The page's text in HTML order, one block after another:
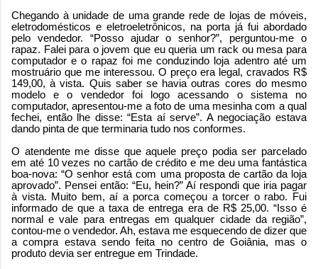
Chegando à unidade de uma grande rede de lojas de móveis,
eletrodomésticos e eletroeletrônicos, na porta já fui abordado
pelo vendedor. “Posso ajudar o senhor?”, perguntou-me o
rapaz. Falei para o jovem que eu queria um rack ou mesa para
computador e o rapaz foi me conduzindo loja adentro até um
mostruário que me interessou. O preço era legal, cravados R$
149,00, à vista. Quis saber se havia outras cores do mesmo
modelo e o vendedor foi logo acessando o sistema no
computador, apresentou-me a foto de uma mesinha com a qual
fechei, então lhe disse: “Esta aí serve”. A negociação estava
dando pinta de que terminaria tudo nos conformes.
O atendente me disse que aquele preço podia ser parcelado
em até 10 vezes no cartão de crédito e me deu uma fantástica
boa-nova: “O senhor está com uma proposta de cartão da loja
aprovado”. Pensei então: “Eu, hein?” Aí respondi que iria pagar
à vista. Muito bem, aí a porca começou a torcer o rabo. Fui
informado de que a taxa de entrega era de R$ 25,00. “Isso é
normal e vale para entregas em qualquer cidade da região”,
contou-me o vendedor. Ah, estava me esquecendo de dizer que
a compra estava sendo feita no centro de Goiânia, mas o
produto devia ser entregue em Trindade.